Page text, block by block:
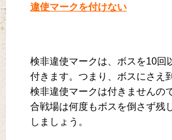
違使マークを付けない
検非違使マークは、ボスを10回
付きます。つまり、ボスにさえ
検非違使マークは付きませんの
合戦場は何度もボスを倒さず残
しましょう。